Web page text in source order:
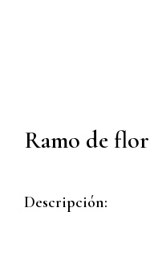
Ramo de
Descripción: